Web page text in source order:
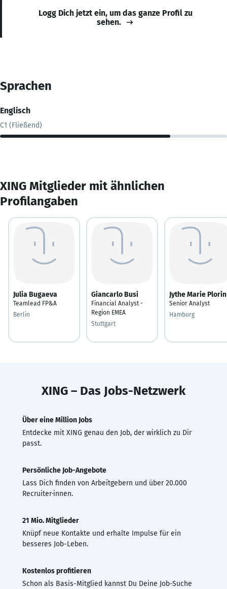
Logg Dich jetzt ein, um das ganze Profil zu
sehen.
Sprachen
Englisch
C1 (Fließend)
XING Mitglieder mit ähnlichen
Profilangaben
Julia Bugaeva
Teamlead FP&A
Berlin
Giancarlo Busi
Financial Analyst -
Region EMEA
Stuttgart
Jythe Marie Plorin
Senior Analyst
Hamburg
XING – Das Jobs-Netzwerk
Über eine Million Jobs
Entdecke mit XING genau den Job, der wirklich zu Dir
passt.
Persönliche Job-Angebote
Lass Dich finden von Arbeitgebern und über 20.000
Recruiter·innen.
21 Mio. Mitglieder
Knüpf neue Kontakte und erhalte Impulse für ein
besseres Job-Leben.
Kostenlos profitieren
Schon als Basis-Mitglied kannst Du Deine Job-Suche